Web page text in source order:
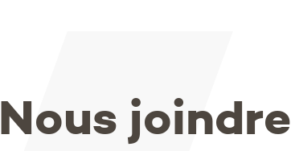
Nous joindre